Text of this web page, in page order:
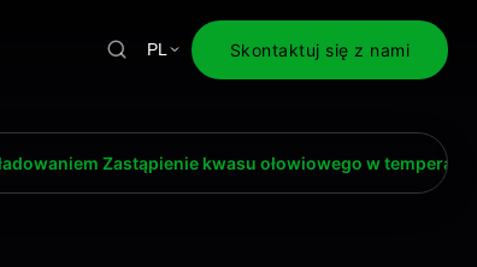
PL Skontaktuj się z nami
Zastąpienie kwasu ołowiowego w